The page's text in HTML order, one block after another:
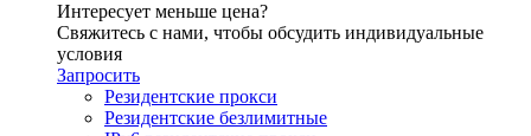
Интересует меньше цена?
Свяжитесь с нами, чтобы обсудить индивидуальные
условия
Запросить
Резидентские прокси
Резидентские безлимитные